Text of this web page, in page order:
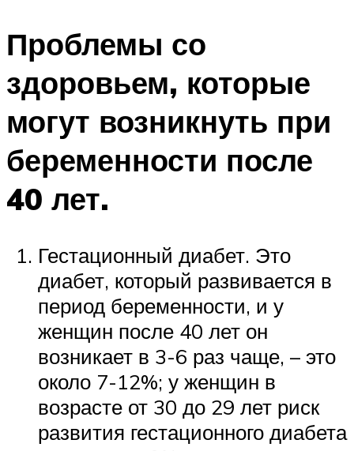
Проблемы со
здоровьем, которые
могут возникнуть при
беременности после
40 лет.
Гестационный диабет. Это
диабет, который развивается в
период беременности, и у
женщин после 40 лет он
возникает в 3-6 раз чаще, – это
около 7-12%; у женщин в
возрасте от 30 до 29 лет риск
развития гестационного диабета